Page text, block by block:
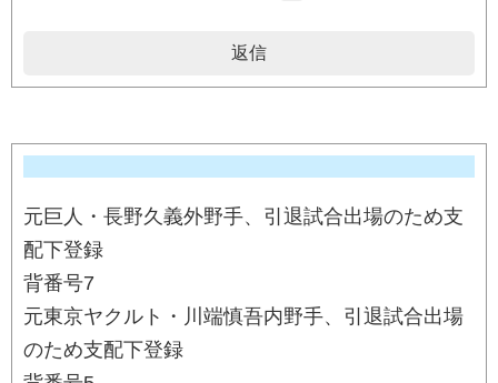
返信
元巨人・長野久義外野手、引退試合出場のため支
配下登録
背番号7
元東京ヤクルト・川端慎吾内野手、引退試合出場
のため支配下登録